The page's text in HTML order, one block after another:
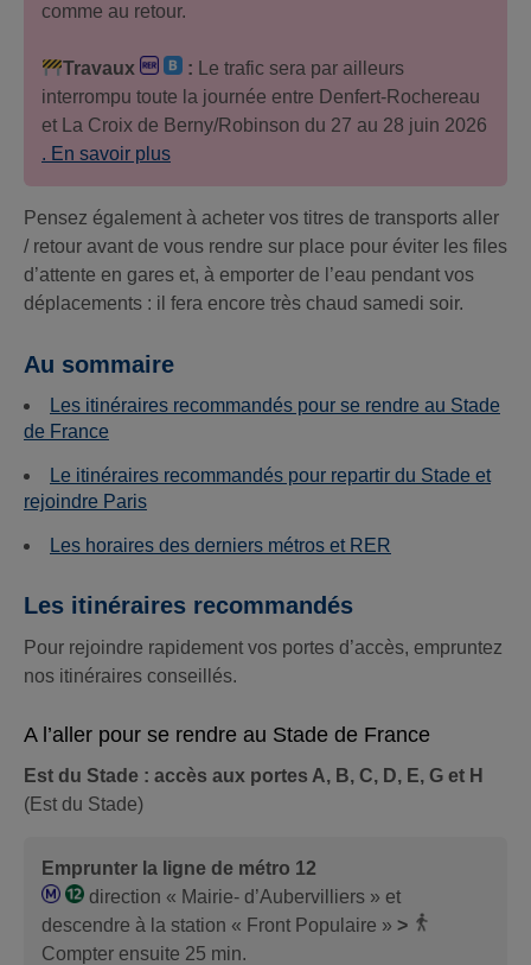
comme au retour.
Travaux : Le trafic sera par ailleurs
interrompu toute la journée entre Denfert-Rochereau
et La Croix de Berny/Robinson du 27 au 28 juin 2026
. En savoir plus
Pensez également à acheter vos titres de transports aller
/ retour avant de vous rendre sur place pour éviter les files
d’attente en gares et, à emporter de l’eau pendant vos
déplacements : il fera encore très chaud samedi soir.
Au sommaire
Les itinéraires recommandés pour se rendre au Stade
de France
Le itinéraires recommandés pour repartir du Stade et
rejoindre Paris
Les horaires des derniers métros et RER
Les itinéraires recommandés
Pour rejoindre rapidement vos portes d’accès, empruntez
nos itinéraires conseillés.
A l’aller pour se rendre au Stade de France
Est du Stade : accès aux portes A, B, C, D, E, G et H
(Est du Stade)
Emprunter la ligne de métro 12
direction « Mairie- d’Aubervilliers » et
descendre à la station « Front Populaire » >
Compter ensuite 25 min.